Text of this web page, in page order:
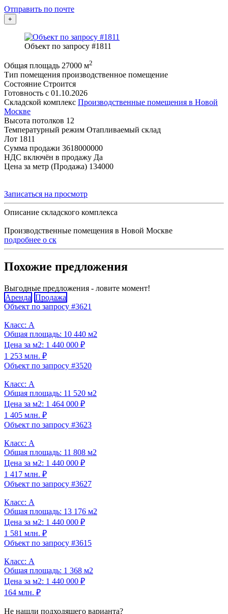
Отправить по почте
+
Объект по запросу #1811
Общая площадь 27000 м2
Тип помещения производственное помещение
Состояние Строится
Готовность с 01.10.2026
Складской комплекс Производственные помещения в Новой
Москве
Высота потолков 12
Температурный режим Отапливаемый склад
Лот 1811
Сумма продажи 3618000000
НДС включён в продажу Да
Цена за метр (Продажа) 134000
Записаться на просмотр
Описание складского комплекса
Производственные помещения в Новой Москве
подробнее о ск
Похожие предложения
Выгодные предложения - ловите момент!
Аренда Продажа
Объект по запросу #3621
Класс: A
Общая площадь: 10 440 м2
Цена за м2: 1 440 000 ₽
1 253 млн. ₽
Объект по запросу #3520
Класс: A
Общая площадь: 11 520 м2
Цена за м2: 1 464 000 ₽
1 405 млн. ₽
Объект по запросу #3623
Класс: A
Общая площадь: 11 808 м2
Цена за м2: 1 440 000 ₽
1 417 млн. ₽
Объект по запросу #3627
Класс: A
Общая площадь: 13 176 м2
Цена за м2: 1 440 000 ₽
1 581 млн. ₽
Объект по запросу #3615
Класс: A
Общая площадь: 1 368 м2
Цена за м2: 1 440 000 ₽
164 млн. ₽
Не нашли подходящего варианта?